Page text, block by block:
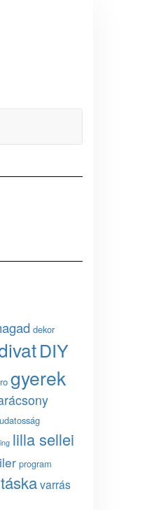
dekor
DIY
gyerek
lilla sellei
program
táskavarrás